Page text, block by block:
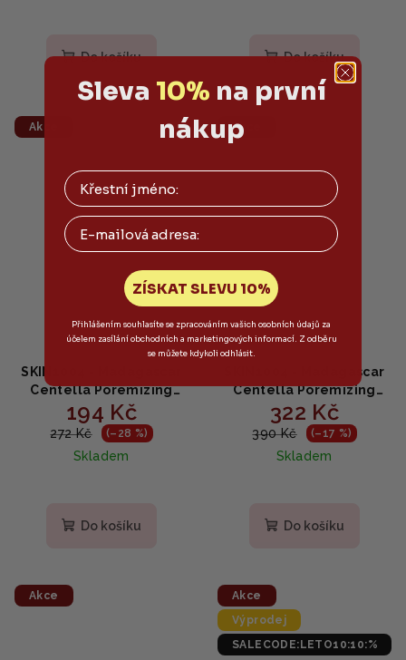
Do košíku Do košíku
Akce
SKIN1004 - Madagascar
Centella Poremizing
Fresh Ampoule - Sérum
na minimalizaci pórů
30ml
194 Kč
272 Kč (–28 %)
Skladem
Do košíku
Akce
SKIN1004 - Madagascar
Centella Poremizing
Fresh Ampoule - Sérum
na minimalizaci pórů 50
ml
322 Kč
390 Kč (–17 %)
Skladem
Do košíku
Akce
Akce
Výprodej
SALECODE:LETO10:10:%
Sleva 10% na první
nákup
Email
ZÍSKAT SLEVU 10%
Přihlášením souhlasíte se zpracováním vašich osobních údajů za
účelem zasílání obchodních a marketingových informací. Z odběru
se můžete kdykoli odhlásit.